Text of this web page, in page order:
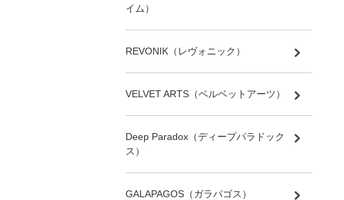
イム）
REVONIK（レヴォニック）
VELVET ARTS（ベルベットアーツ）
Deep Paradox（ディープパラドック
ス）
GALAPAGOS（ガラパゴス）